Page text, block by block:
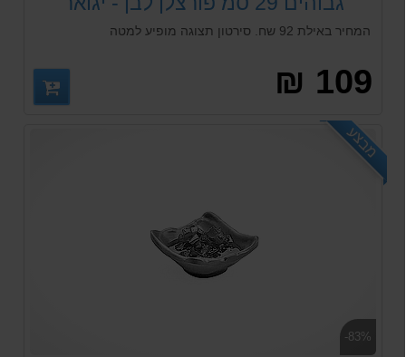
המחיר באילת 92 שח. סירטון תצוגה מופיע למטה
109 ₪
מבצע
-83%